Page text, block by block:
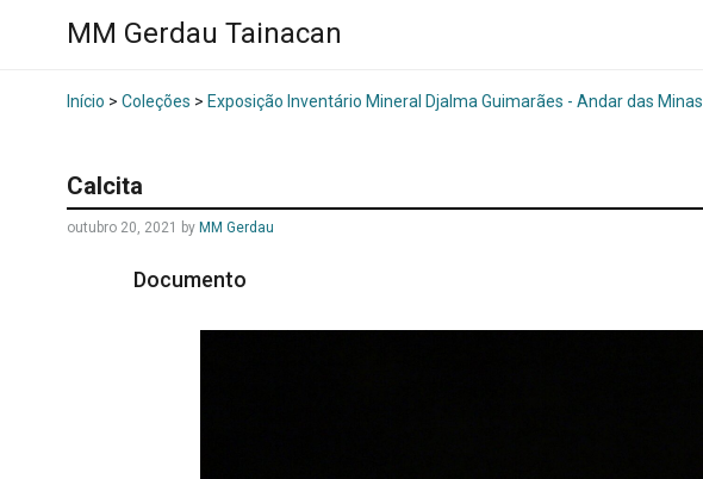
MM Gerdau Tainacan
Início > Coleções > Exposição Inventário Mineral Djalma Guimarães - Andar das Minas
Calcita
outubro 20, 2021 by MM Gerdau
Documento